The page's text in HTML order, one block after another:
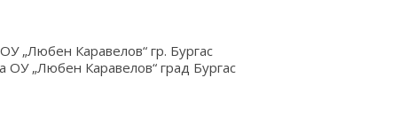
„Любен Каравелов“ гр. Бургас
ОУ „Любен Каравелов“ град Бургас